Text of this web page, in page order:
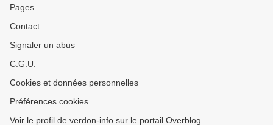
Pages
Contact
Signaler un abus
C.G.U.
Cookies et données personnelles
Préférences cookies
Voir le profil de verdon-info sur le portail Overblog